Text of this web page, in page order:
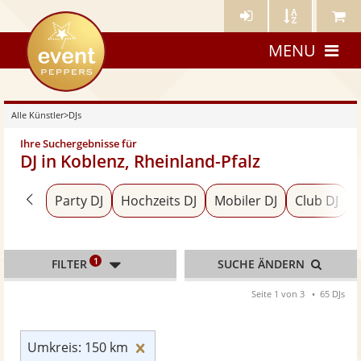
Künstler- Künstler Meine
eventpeppers
MENU
Alle Künstler>DJs
Ihre Suchergebnisse für
DJ in Koblenz, Rheinland-Pfalz
Zurück zu «Alle Künstler»
Party DJ Hochzeits DJ Mobiler DJ Club DJ
Umkreis: 150 km
FILTER 1 SUCHE ÄNDERN
Seite 1 von 3 65 DJs